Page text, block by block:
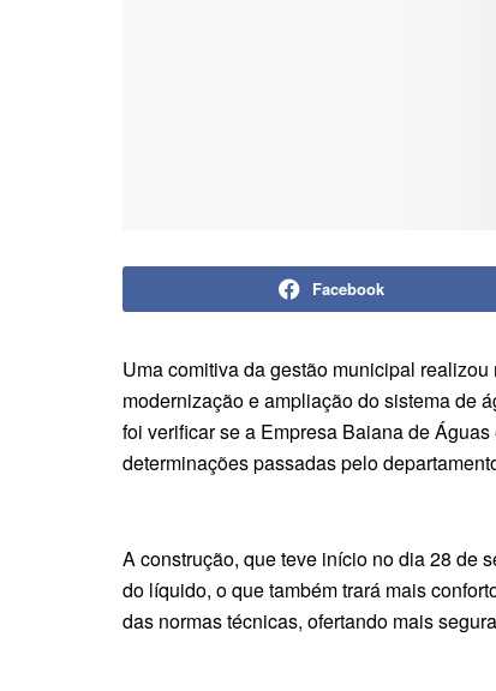
Facebook
Uma comitiva da gestão municipal
modernização e ampliação do sistema de
foi verificar se a Empresa Baiana de
determinações passadas pelo
A construção, que teve início no dia 28 de
do líquido, o que também trará mais
das normas técnicas, ofertando mais